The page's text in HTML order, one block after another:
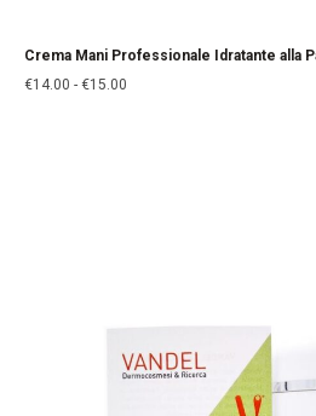
Crema Mani Professionale Idratante alla
€14.00 - €15.00